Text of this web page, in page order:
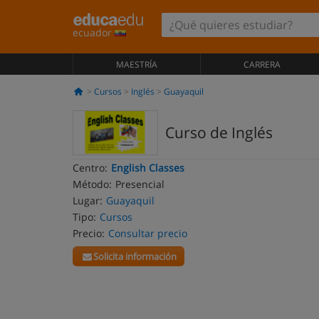
ecuador
MAESTRÍA CARRERA
Cursos Inglés Guayaquil
Curso de Inglés
Centro: English Classes
Método: Presencial
Lugar: Guayaquil
Tipo: Cursos
Precio: Consultar precio
Solicita información